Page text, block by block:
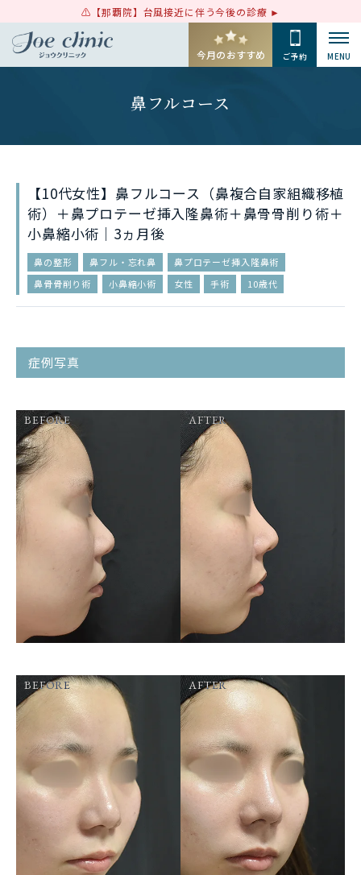
【那覇院】台風接近に伴う今後の診療
今月のおすすめ ご予約 MENU
鼻フルコース
【10代女性】鼻フルコース（鼻複合自家組織移植
術）＋鼻プロテーゼ挿入隆鼻術＋鼻骨骨削り術＋
小鼻縮小術｜3ヵ月後
鼻の整形 鼻フル・忘れ鼻
鼻プロテーゼ挿入隆鼻術
鼻骨骨削り術
小鼻縮小術 女性 手術 10歳代
症例写真
BEFORE AFTER
BEFORE AFTER